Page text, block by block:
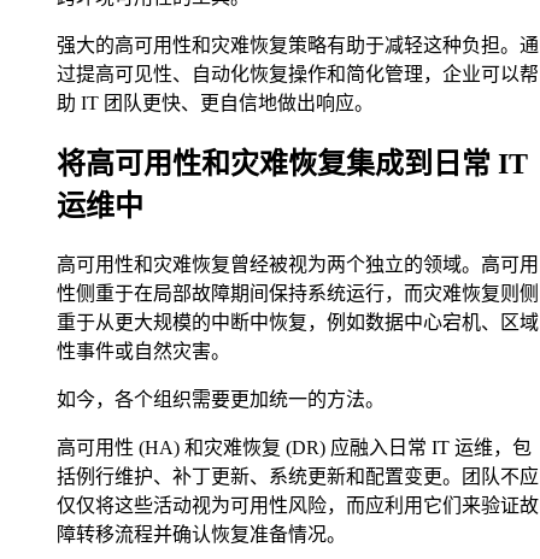
强大的高可用性和灾难恢复策略有助于减轻这种负担。通
过提高可见性、自动化恢复操作和简化管理，企业可以帮
助 IT 团队更快、更自信地做出响应。
将高可用性和灾难恢复集成到日常 IT
运维中
高可用性和灾难恢复曾经被视为两个独立的领域。高可用
性侧重于在局部故障期间保持系统运行，而灾难恢复则侧
重于从更大规模的中断中恢复，例如数据中心宕机、区域
性事件或自然灾害。
如今，各个组织需要更加统一的方法。
高可用性 (HA) 和灾难恢复 (DR) 应融入日常 IT 运维，包
括例行维护、补丁更新、系统更新和配置变更。团队不应
仅仅将这些活动视为可用性风险，而应利用它们来验证故
障转移流程并确认恢复准备情况。